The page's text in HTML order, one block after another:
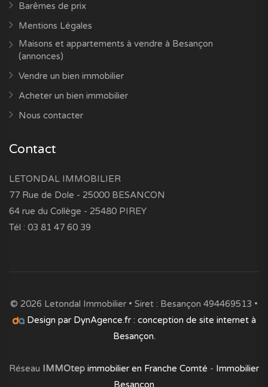
Barêmes de prix
Mentions Légales
Maisons et appartements à vendre à Besançon
(annonces)
Vendre un bien immobilier
Acheter un bien immobilier
Nous contacter
Contact
LETONDAL IMMOBILIER
77 Rue de Dole - 25000 BESANCON
64 rue du Collège - 25480 PIREY
Tél : 03 81 47 60 39
© 2026 Letondal Immobilier • Siret : Besançon 494469513 •
Design par DynAgence.fr : conception de site internet à
Besançon.
Réseau IMMOtep immobilier en Franche Comté - Immobilier
Besançon